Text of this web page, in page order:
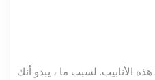
الأنابيب. لسبب ما ، يبدو أنك